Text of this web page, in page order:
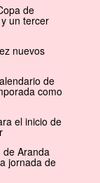
de
un tercer
nuevos
de
como
el inicio de
de Aranda
jornada de